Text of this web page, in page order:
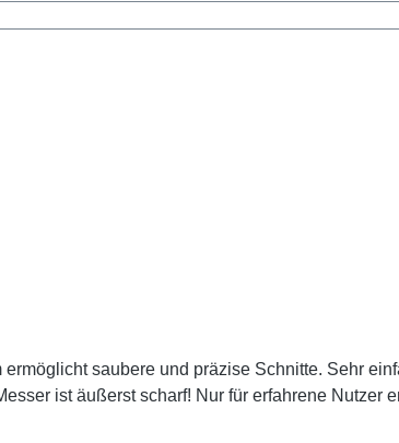
saubere und präzise Schnitte. Sehr
ist äußerst scharf! Nur für erfahrene Nutzer